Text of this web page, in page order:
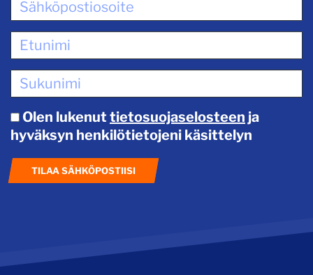
Olen lukenut tietosuojaselosteen ja
hyväksyn henkilötietojeni käsittelyn
TILAA SÄHKÖPOSTIISI